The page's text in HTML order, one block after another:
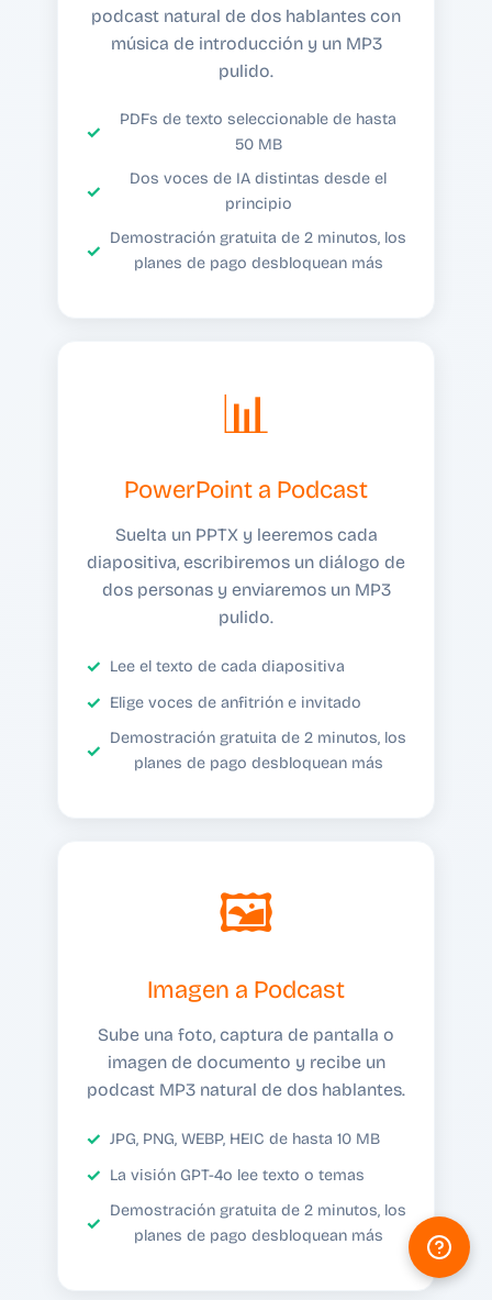
podcast natural de dos hablantes con
música de introducción y un MP3
pulido.
PDFs de texto seleccionable de hasta
50 MB
Dos voces de IA distintas desde el
principio
Demostración gratuita de 2 minutos, los
planes de pago desbloquean más
📊
PowerPoint a Podcast
Suelta un PPTX y leeremos cada
diapositiva, escribiremos un diálogo de
dos personas y enviaremos un MP3
pulido.
Lee el texto de cada diapositiva
Elige voces de anfitrión e invitado
Demostración gratuita de 2 minutos, los
planes de pago desbloquean más
🖼️
Imagen a Podcast
Sube una foto, captura de pantalla o
imagen de documento y recibe un
podcast MP3 natural de dos hablantes.
JPG, PNG, WEBP, HEIC de hasta 10 MB
La visión GPT-4o lee texto o temas
Demostración gratuita de 2 minutos, los
planes de pago desbloquean más